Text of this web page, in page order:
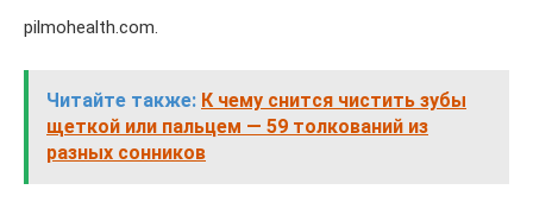
pilmohealth.com.
Читайте также: К чему снится чистить зубы
щеткой или пальцем — 59 толкований из
разных сонников